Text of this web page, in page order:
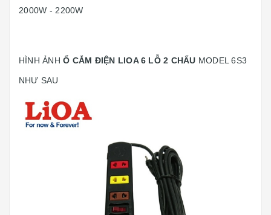
2000W - 2200W
HÌNH ẢNHỔ CẮM ĐIỆN LIOA 6 LỖ 2 CHẤU MODEL 6S3
NHƯ SAU